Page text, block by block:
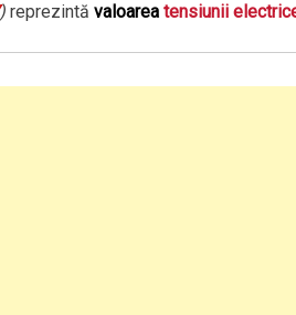
reprezintă valoarea tensiunii